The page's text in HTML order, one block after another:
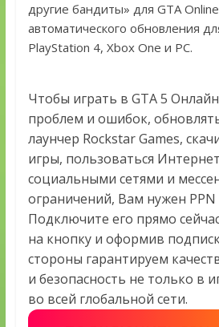
другие бандиты» для GTA
автоматического обновления
PlayStation 4, Xbox One и PC.
Чтобы играть в GTA 5 Онлайн
проблем и ошибок,
лаунчер Rockstar Games,
игры, пользоваться
социальными сетями и
ограничений, Вам нужен PPN
Подключите его прямо
на кнопку и оформив
стороны гарантируем
и безопасность не только в
во всей глобальной сети.